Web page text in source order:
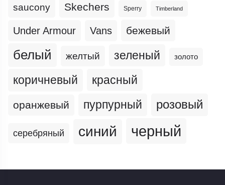
saucony Skechers Sperry Timberland
Under Armour Vans бежевый
белый желтый зеленый золото
коричневый красный
оранжевый пурпурный розовый
серебряный синий черный